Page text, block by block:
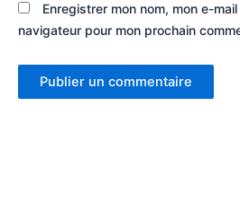
Enregistrer mon nom, mon e-
navigateur pour mon prochain